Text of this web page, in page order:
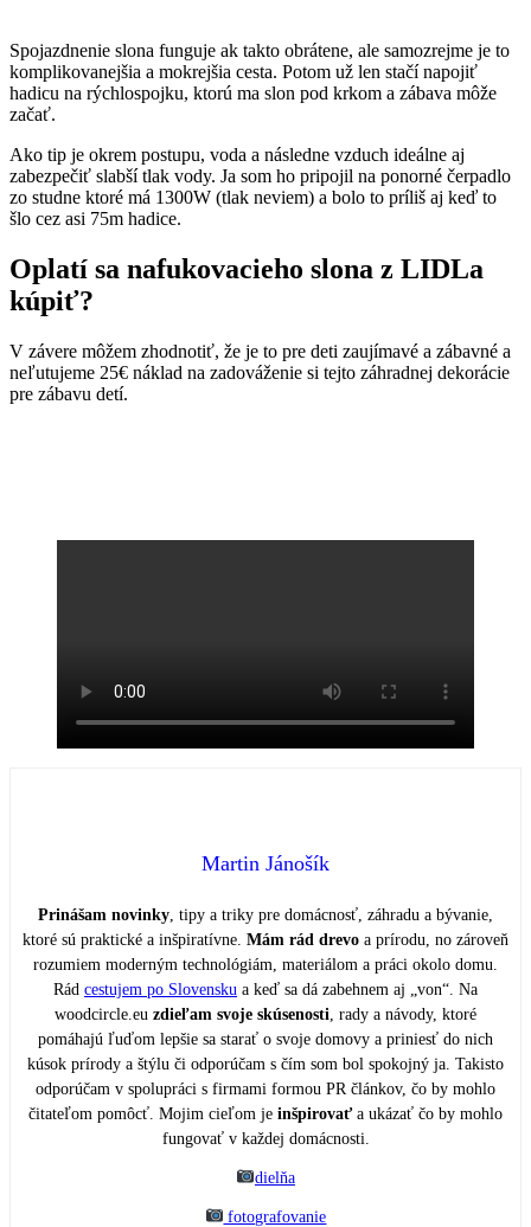
Spojazdnenie slona funguje ak takto obrátene, ale samozrejme je to
komplikovanejšia a mokrejšia cesta. Potom už len stačí napojiť
hadicu na rýchlospojku, ktorú ma slon pod krkom a zábava môže
začať.
Ako tip je okrem postupu, voda a následne vzduch ideálne aj
zabezpečiť slabší tlak vody. Ja som ho pripojil na ponorné čerpadlo
zo studne ktoré má 1300W (tlak neviem) a bolo to príliš aj keď to
šlo cez asi 75m hadice.
Oplatí sa nafukovacieho slona z LIDLa
kúpiť?
V závere môžem zhodnotiť, že je to pre deti zaujímavé a zábavné a
neľutujeme 25€ náklad na zadováženie si tejto záhradnej dekorácie
pre zábavu detí.
Martin Jánošík
Prinášam novinky , tipy a triky pre domácnosť, záhradu a bývanie,
ktoré sú praktické a inšpiratívne. Mám rád drevo a prírodu, no zároveň
rozumiem moderným technológiám, materiálom a práci okolo domu.
Rád cestujem po Slovensku a keď sa dá zabehnem aj „von“. Na
woodcircle.eu zdieľam svoje skúsenosti , rady a návody, ktoré
pomáhajú ľuďom lepšie sa starať o svoje domovy a priniesť do nich
kúsok prírody a štýlu či odporúčam s čím som bol spokojný ja. Takisto
odporúčam v spolupráci s firmami formou PR článkov, čo by mohlo
čitateľom pomôcť. Mojim cieľom je inšpirovaťa ukázať čo by mohlo
fungovať v každej domácnosti.
dielňa
fotografovanie